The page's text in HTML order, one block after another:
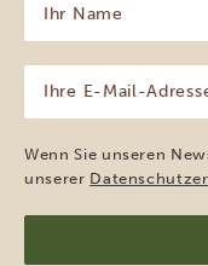
Name
(erforderlich)
Mail-
Adresse
(erforderlich)
Wenn Sie unseren
unserer